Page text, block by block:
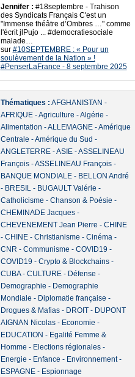
Jennifer : #18septembre - Trahison
des Syndicats Français C'est un
"Immense théâtre d’Ombres …" comme
l'écrit jlPujo ... #democratiesociale
malade…
sur #10SEPTEMBRE : « Pour un
soulèvement de la Nation » !
#PenserLaFrance - 8 septembre 2025
Thématiques : AFGHANISTAN -
AFRIQUE-Agriculture -Algérie -
Alimentation -ALLEMAGNE-Amérique
Centrale -Amérique du Sud -
ANGLETERRE-ASIE-ASSELINEAU
François-ASSELINEAU François-
BANQUE MONDIALE- BELLON André
- BRESIL- BUGAULT Valérie -
Catholicisme - Chanson & Poésie -
CHEMINADE Jacques-
CHEVENEMENT Jean Pierre - CHINE
- CHINE- Christianisme - Cinéma-
CNR - Communisme - COVID19 -
COVID19 - Crypto & Blockchains-
CUBA- CULTURE- Défense -
Demographie - Demographie
Mondiale - Diplomatie française -
Drogues & Mafias- DROIT- DUPONT
AIGNAN Nicolas- Economie -
EDUCATION - Egalité Femme &
Homme - Elections régionales-
Energie - Enfance - Environnement-
ESPAGNE- Espionnage